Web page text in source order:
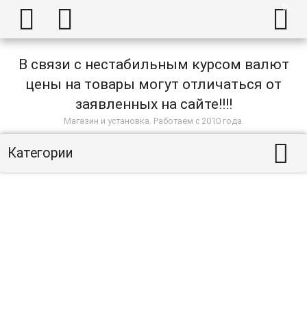
  
В связи с нестабильным курсом валют
цены на товары могут отличаться от
заявленных на сайте!!!!
Магазин и установка. Работаем с 2010 года.
Категории 